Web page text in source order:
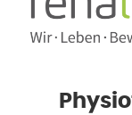
Bewegung